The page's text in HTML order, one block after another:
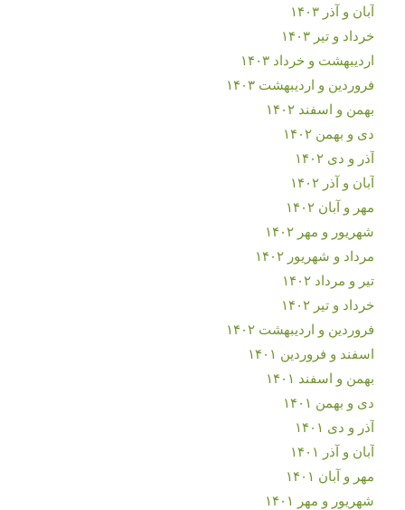
آبان و آذر ۱۴۰۳
خرداد و تیر ۱۴۰۳
اردیبهشت و خرداد ۱۴۰۳
فروردین و اردیبهشت ۱۴۰۳
بهمن و اسفند ۱۴۰۲
دی و بهمن ۱۴۰۲
آذر و دی ۱۴۰۲
آبان و آذر ۱۴۰۲
مهر و آبان ۱۴۰۲
شهریور و مهر ۱۴۰۲
مرداد و شهریور ۱۴۰۲
تیر و مرداد ۱۴۰۲
خرداد و تیر ۱۴۰۲
فروردین و اردیبهشت ۱۴۰۲
اسفند و فروردین ۱۴۰۱
بهمن و اسفند ۱۴۰۱
دی و بهمن ۱۴۰۱
آذر و دی ۱۴۰۱
آبان و آذر ۱۴۰۱
مهر و آبان ۱۴۰۱
شهریور و مهر ۱۴۰۱